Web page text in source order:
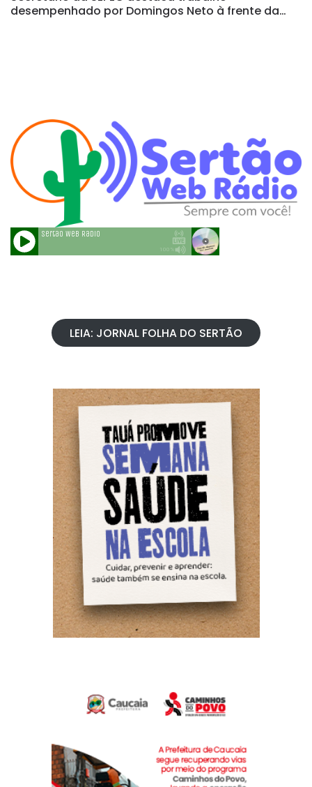
desempenhado por Domingos Neto à frente da
LEIA: JORNAL FOLHA DO SERTÃO